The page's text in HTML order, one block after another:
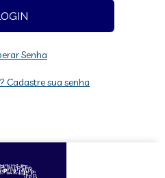
Senha
Cadastre sua senha